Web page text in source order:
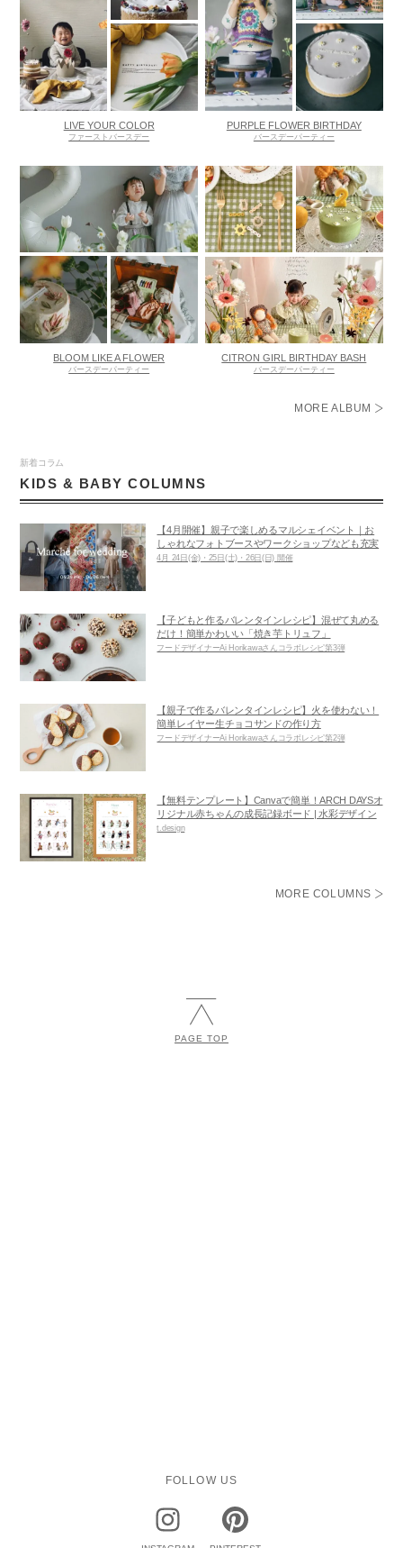
LIVE YOUR COLOR
ファーストバースデー
PURPLE FLOWER BIRTHDAY
バースデーパーティー
BLOOM LIKE A FLOWER
バースデーパーティー
CITRON GIRL BIRTHDAY BASH
バースデーパーティー
MORE ALBUM
新着コラム
KIDS & BABY COLUMNS
【4月開催】親子で楽しめるマルシェイベント｜お
しゃれなフォトブースやワークショップなども充実
4月 24日(金)・25日(土)・26日(日) 開催
【子どもと作るバレンタインレシピ】混ぜて丸める
だけ！簡単かわいい「焼き芋トリュフ」
フードデザイナーAi Horikawaさんコラボレシピ第3弾
【親子で作るバレンタインレシピ】火を使わない！
簡単レイヤー生チョコサンドの作り方
フードデザイナーAi Horikawaさんコラボレシピ第2弾
【無料テンプレート】Canvaで簡単！ARCH DAYSオ
リジナル赤ちゃんの成長記録ボード | 水彩デザイン
t.design
MORE COLUMNS
PAGE TOP
FOLLOW US